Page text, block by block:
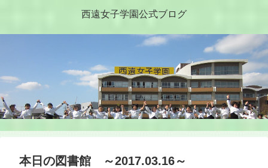
西遠女子学園公式ブログ
本日の図書館 ～2017.03.16～